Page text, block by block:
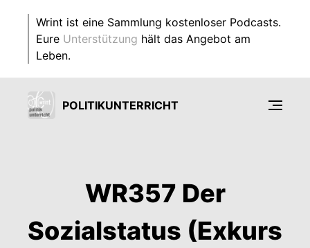
Wrint ist eine Sammlung kostenloser Podcasts.
Eure Unterstützung hält das Angebot am
Leben.
POLITIKUNTERRICHT
WR357 Der
Sozialstatus (Exkurs